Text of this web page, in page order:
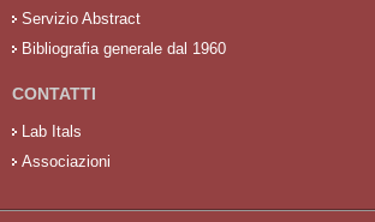
Servizio Abstract
Bibliografia generale dal 1960
CONTATTI
Lab Itals
Associazioni